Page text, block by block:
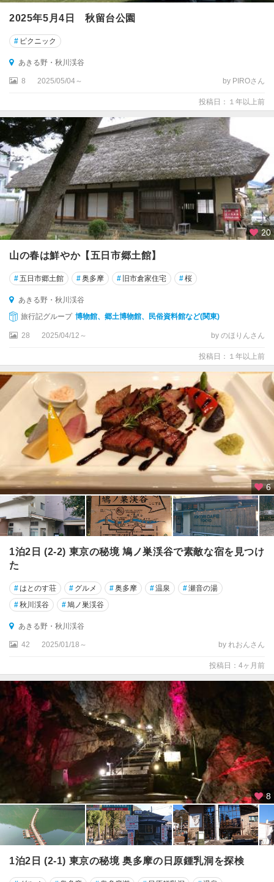
2025年5月4日 秋留台公園
# ピクニック
あきる野・秋川渓谷
8 2025/05/04～ by PIROさん
投稿日：１年以上前
20
山の春は鮮やか【五日市郷土館】
#五日市郷土館 #奥多摩 # 旧市倉家住宅 #桜
あきる野・秋川渓谷
旅行記グループ 博物館、郷土博物館、民俗資料館など(関東)
28 2025/04/12～ by のほりんさん
投稿日：１年以上前
6
1泊2日 (2-2) 東京の秘境 鳩ノ巣渓谷で素敵な宿を見つけ
た
#はとのす荘 # グルメ #奥多摩 #温泉 #瀬音の湯
#秋川渓谷 #鳩ノ巣渓谷
あきる野・秋川渓谷
42 2025/01/18～ by れおんさん
投稿日：4ヶ月前
8
1泊2日 (2-1) 東京の秘境 奥多摩の日原鍾乳洞を探検